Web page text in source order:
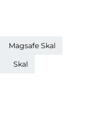
Magsafe Skal
Skal